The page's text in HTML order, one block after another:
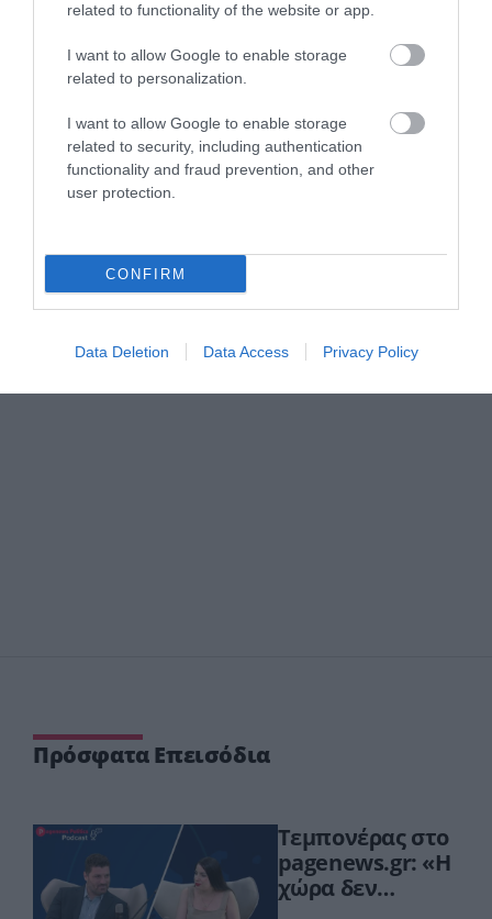
related to functionality of the website or app.
I want to allow Google to enable storage
related to personalization.
I want to allow Google to enable storage
related to security, including authentication
functionality and fraud prevention, and other
user protection.
CONFIRM
Data Deletion Data Access Privacy Policy
Μυρτώ Κοροβέση στο pagenews.gr: «Η κοινωνία ζητά
διαφάνεια, όχι άλλα σκάνδαλα» – Τι λέει για τον ΟΠΕΚΕΠΕ
Πρόσφατα Επεισόδια
Τεμπονέρας στο
pagenews.gr: «Η
χώρα δεν